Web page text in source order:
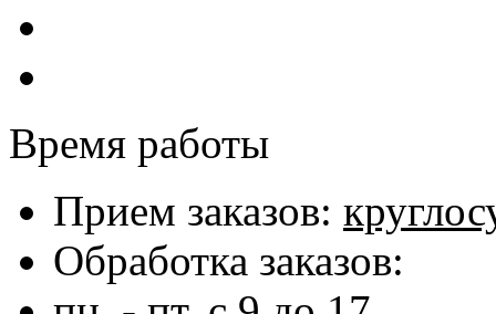
Время работы
Прием заказов:
Обработка заказов: